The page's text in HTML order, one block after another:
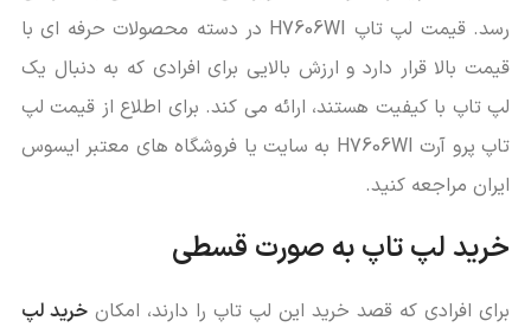
رسد. قیمت لپ تاپ H7606WI در دسته محصولات حرفه ‌ای با
قیمت بالا قرار دارد و ارزش بالایی برای افرادی که به دنبال یک
لپ تاپ با کیفیت هستند، ارائه می ‌کند. برای اطلاع از قیمت لپ
تاپ پرو آرت H7606WI به سایت یا فروشگاه های معتبر ایسوس
ایران مراجعه کنید.
خرید لپ تاپ به صورت قسطی
برای افرادی که قصد خرید این لپ تاپ را دارند، امکانخرید لپ